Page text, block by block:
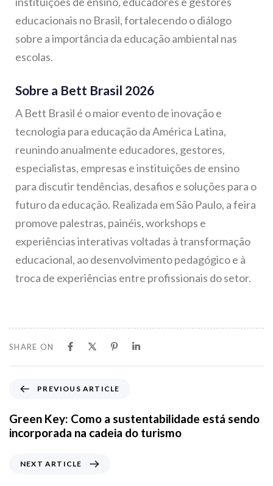
educacionais no Brasil, fortalecendo o diálogo
sobre a importância da educação ambiental nas
escolas.
Sobre a Bett Brasil 2026
A Bett Brasil é o maior evento de inovação e
tecnologia para educação da América Latina,
reunindo anualmente educadores, gestores,
especialistas, empresas e instituições de ensino
para discutir tendências, desafios e soluções para o
futuro da educação. Realizada em São Paulo, a feira
promove palestras, painéis, workshops e
experiências interativas voltadas à transformação
educacional, ao desenvolvimento pedagógico e à
troca de experiências entre profissionais do setor.
SHARE ON
PREVIOUS ARTICLE
Green Key: Como a sustentabilidade está sendo
incorporada na cadeia do turismo
NEXT ARTICLE